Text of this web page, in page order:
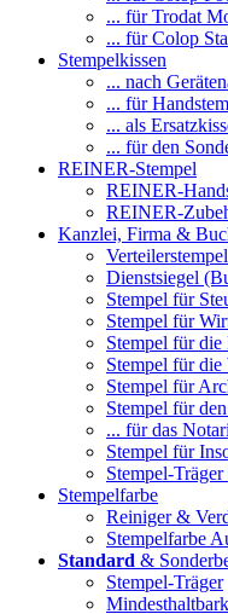
... für Trodat
... für Colop
Stempelkissen
... nach
... für
... als
... für den
REINER-Stempel
REINER-
REINER-
Kanzlei, Firma &
Dienstsiegel
Stempel für
Stempel für
Stempel für
Stempel für
Stempel für
Stempel für
... für das
Stempel für
Stempel-
Stempelfarbe
Reiniger &
Stempelfarbe
Standard &
Stempel-Träger